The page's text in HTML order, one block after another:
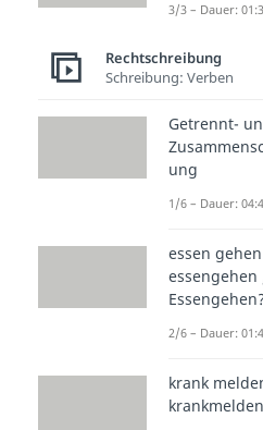
3/3 – Dauer:
Rechtschreibung
Schreibung: Verben
Getrennt-
ung
1/6 – Dauer:
essen
essengehen
2/6 – Dauer:
krank